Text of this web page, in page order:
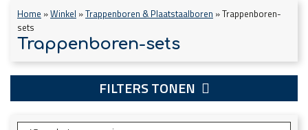
Home »Winkel »Trappenboren & Plaatstaalboren »Trappenboren-
sets
Trappenboren-sets
FILTERS TONEN